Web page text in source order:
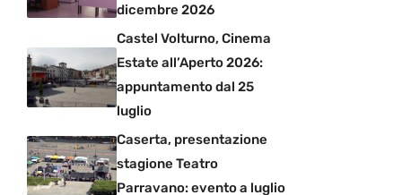
dicembre 2026
Castel Volturno, Cinema
Estate all’Aperto 2026:
appuntamento dal 25
luglio
Caserta, presentazione
stagione Teatro
Parravano: evento a luglio